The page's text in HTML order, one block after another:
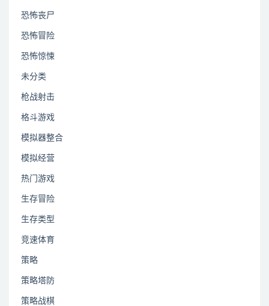
恐怖丧尸
恐怖冒险
恐怖惊悚
未分类
枪战射击
格斗游戏
模拟器整合
模拟经营
热门游戏
生存冒险
生存类型
竞速体育
策略
策略塔防
策略战棋